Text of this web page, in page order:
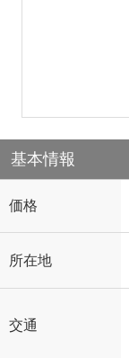
基本情報
価格
所在地
交通